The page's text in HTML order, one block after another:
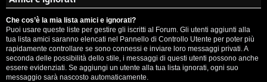
Che cos’è la mia lista amici e ignorati?
Puoi usare queste liste per gestire gli iscritti al Forum. Gli utenti aggiunti alla
tua lista amici saranno elencati nel Pannello di Controllo Utente per poter più
rapidamente controllare se sono connessi e inviare loro messaggi privati. A
seconda delle possibilità dello stile, i messaggi di questi utenti possono anche
essere evidenziati. Se aggiungi un utente alla tua lista ignorati, ogni suo
messaggio sarà nascosto automaticamente.